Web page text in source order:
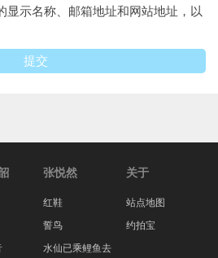
显示名称、邮箱地址和网站地址，以
张悦然
红鞋
誓鸟
水仙已乘鲤鱼去
关于
站点地图
约拍宝